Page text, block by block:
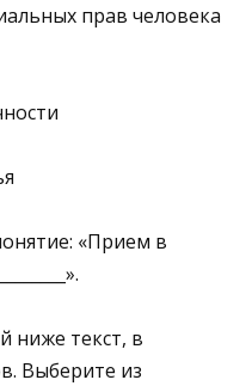
прав человека
«Прием в
ниже текст, в
Выберите из